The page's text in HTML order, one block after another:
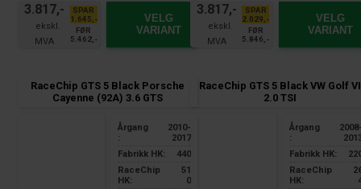
3.817,-
SPAR
1.645,-
FØR
5.462,-
VELG
VARIANT
3.817,-
SPAR
2.029,-
FØR
5.846,-
VELG
VARIANT
RaceChip GTS 5 Black Porsche
Cayenne (92A) 3.6 GTS
Årgang
:
2010-
2017
Fabrikk HK:
440
RaceChip
HK:
51
0
RaceChip GTS 5 Black VW Golf VI
2.0 TSI
Årgang
:
Fabrikk HK:
RaceChip
HK: